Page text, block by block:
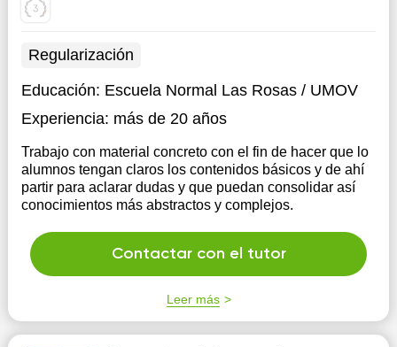
Regularización
Educación: Escuela Normal Las Rosas / UMOV
Experiencia: más de 20 años
Trabajo con material concreto con el fin de hacer que lo
alumnos tengan claros los contenidos básicos y de ahí
partir para aclarar dudas y que puedan consolidar así
conocimientos más abstractos y complejos.
Contactar con el tutor
Leer más